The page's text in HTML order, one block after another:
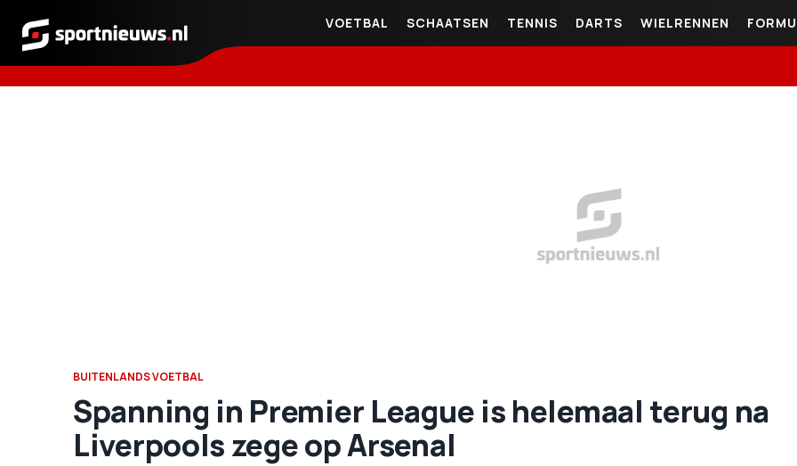
Sportnieuws.nl
VOETBAL SCHAATSEN TENNIS DARTS WIELRENNEN
BUITENLANDS VOETBAL
Spanning in Premier League is helemaal terug na
Liverpools zege op Arsenal